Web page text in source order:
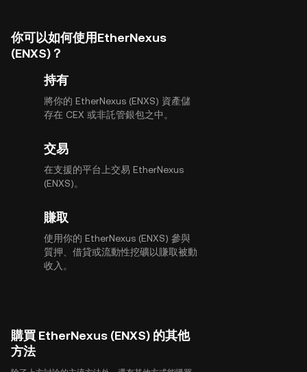
你可以如何使用EtherNexus
(ENXS)？
持有
將你的 EtherNexus (ENXS) 資產儲
存在 CEX 或非託管銀包之中。
交易
在支援的平台上交易 EtherNexus
(ENXS)。
賺取
使用你的 EtherNexus (ENXS) 參與
質押、借貸或流動性挖礦以賺取被動
收入。
購買 EtherNexus (ENXS) 的其他
方法